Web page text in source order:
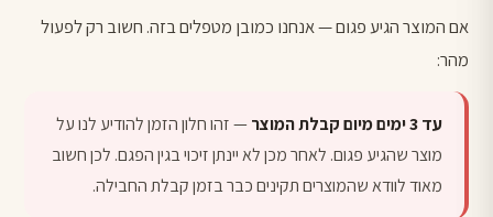
אם המוצר הגיע פגום — אנחנו כמובן מטפלים בזה. חשוב רק לפעול
מהר:
עד 3 ימים מיום קבלת המוצר
— זהו חלון הזמן להודיע לנו על
מוצר שהגיע פגום. לאחר מכן לא יינתן זיכוי בגין הפגם. לכן חשוב
מאוד לוודא שהמוצרים תקינים כבר בזמן קבלת החבילה.